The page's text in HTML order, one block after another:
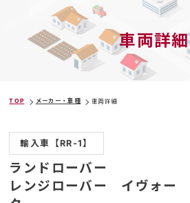
車両詳細
TOP メーカー・車種 車両詳細
輸入車【RR-1】
ランドローバー
レンジローバー イヴォー